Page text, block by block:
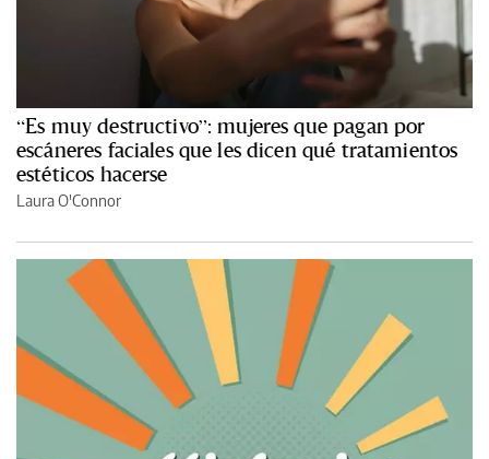
“Es muy destructivo”: mujeres que pagan por
escáneres faciales que les dicen qué tratamientos
estéticos hacerse
Laura O'Connor